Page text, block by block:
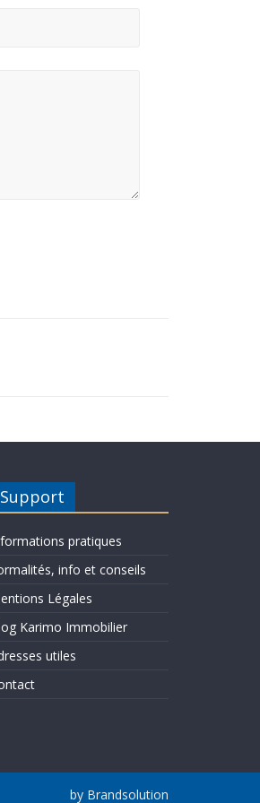
Support
pratiques
info et conseils
Légales
Karimo Immobilier
utiles
by Brandsolution